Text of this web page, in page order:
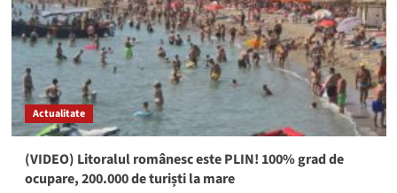
Actualitate
(VIDEO) Litoralul românesc este PLIN! 100% grad de
ocupare, 200.000 de turiști la mare